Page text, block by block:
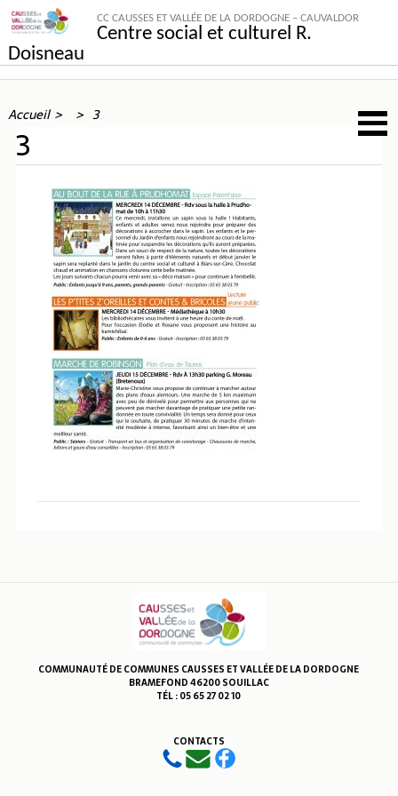
CC CAUSSES ET VALLÉE DE LA DORDOGNE – CAUVALDOR
Centre social et culturel R.
Doisneau
Accueil 3
3
COMMUNAUTÉ DE COMMUNES CAUSSES ET VALLÉE DE LA DORDOGNE
BRAMEFOND 46200 SOUILLAC
TÉL : 05 65 27 02 10
CONTACTS